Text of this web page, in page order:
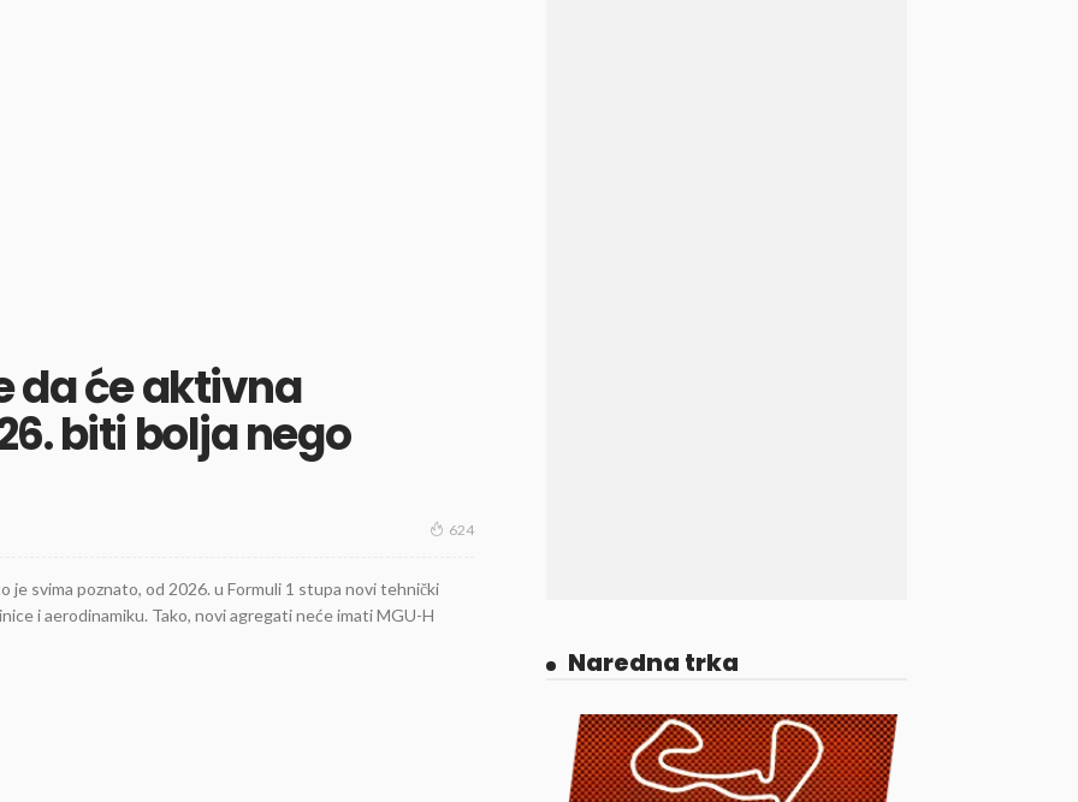
da će aktivna
biti bolja nego
624
je svima poznato, od 2026. u Formuli 1 stupa novi tehnički
i aerodinamiku. Tako, novi agregati neće imati MGU-H
Naredna trka